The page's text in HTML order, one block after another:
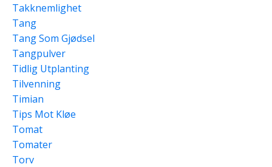
Takknemlighet
Tang
Tang Som Gjødsel
Tangpulver
Tidlig Utplanting
Tilvenning
Timian
Tips Mot Kløe
Tomat
Tomater
Torv